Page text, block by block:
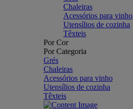
Chaleiras
Acessórios para vinho
Utensílios de cozinha
Têxteis
Por Cor
Por Categoria
Grés
Chaleiras
Acessórios para vinho
Utensílios de cozinha
Têxteis